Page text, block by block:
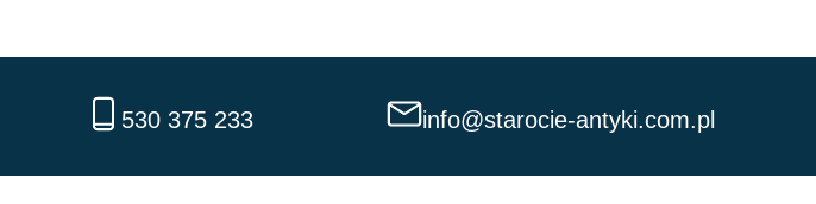
530 375 233 info@starocie-antyki.com.pl